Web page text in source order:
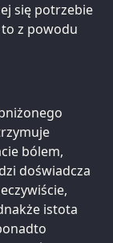
się potrzebie
to z powodu
bólem,
doświadcza
istota